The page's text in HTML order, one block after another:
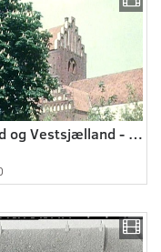
Nord og Vestsjælland - Ringsted og omegn 1950